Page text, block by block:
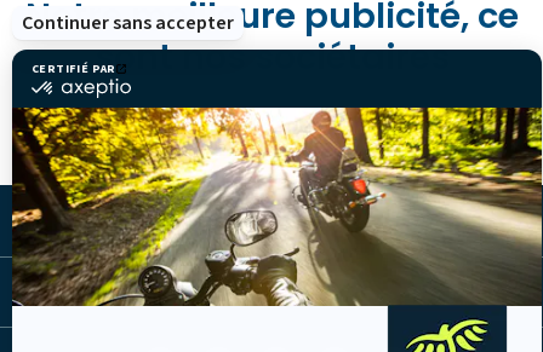
CERTIFIÉ PAR
certifié
Axeptio
-
En
savoir
plus
sur
Axeptio
Continuer sans accepter
Notre meilleure publicité, ce
sont nos sociétaires
LA MUTUELLE
LES LIENS UTILES